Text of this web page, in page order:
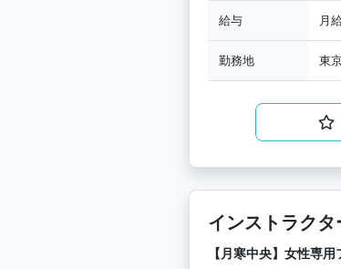
給与 月
勤務地 東
インストラク
【月寒中央】女性専